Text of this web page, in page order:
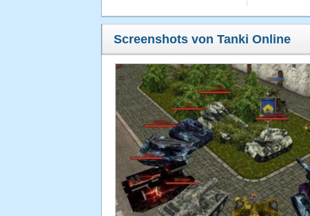
Screenshots von Tanki Online